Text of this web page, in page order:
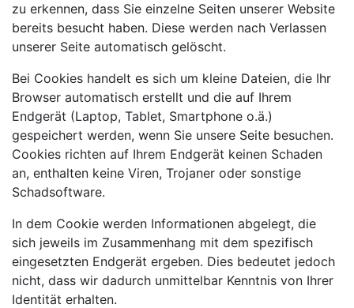
zu erkennen, dass Sie einzelne Seiten unserer Website
bereits besucht haben. Diese werden nach Verlassen
unserer Seite automatisch gelöscht.
Bei Cookies handelt es sich um kleine Dateien, die Ihr
Browser automatisch erstellt und die auf Ihrem
Endgerät (Laptop, Tablet, Smartphone o.ä.)
gespeichert werden, wenn Sie unsere Seite besuchen.
Cookies richten auf Ihrem Endgerät keinen Schaden
an, enthalten keine Viren, Trojaner oder sonstige
Schadsoftware.
In dem Cookie werden Informationen abgelegt, die
sich jeweils im Zusammenhang mit dem spezifisch
eingesetzten Endgerät ergeben. Dies bedeutet jedoch
nicht, dass wir dadurch unmittelbar Kenntnis von Ihrer
Identität erhalten.